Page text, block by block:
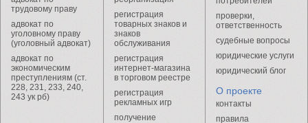
трудовому праву
адвокат по
уголовному праву
(уголовный адвокат)
адвокат по
экономическим
преступлениям (ст.
228, 231, 233, 240,
243 ук рб)
регистрация
товарных знаков и
знаков
обслуживания
регистрация
интернет-магазина
в торговом реестре
регистрация
рекламных игр
получение
проверки,
ответственность
судебные вопросы
юридические услуги
юридический блог
О проекте
контакты
правила